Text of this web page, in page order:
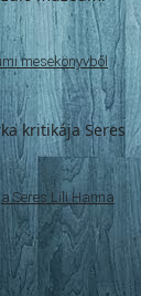
mesekönyvből
Seres Lili Hanna